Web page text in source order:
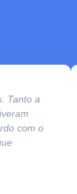
Tanto a
com o